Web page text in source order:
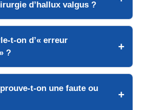
d’hallux valgus ?
t-on d’« erreur
?
t-on une faute ou